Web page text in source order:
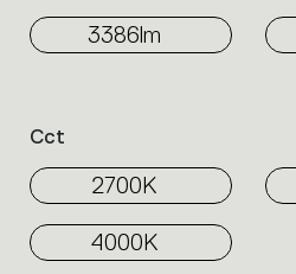
3386lm
Cct
2700K
4000K